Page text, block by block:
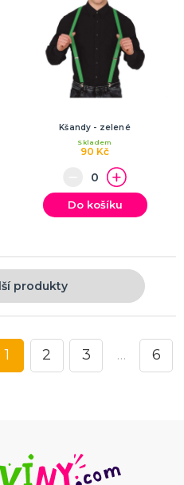
Kšandy - zelené
90 Kč
Skladem
Do košíku
produkty
1 2 3 … 6